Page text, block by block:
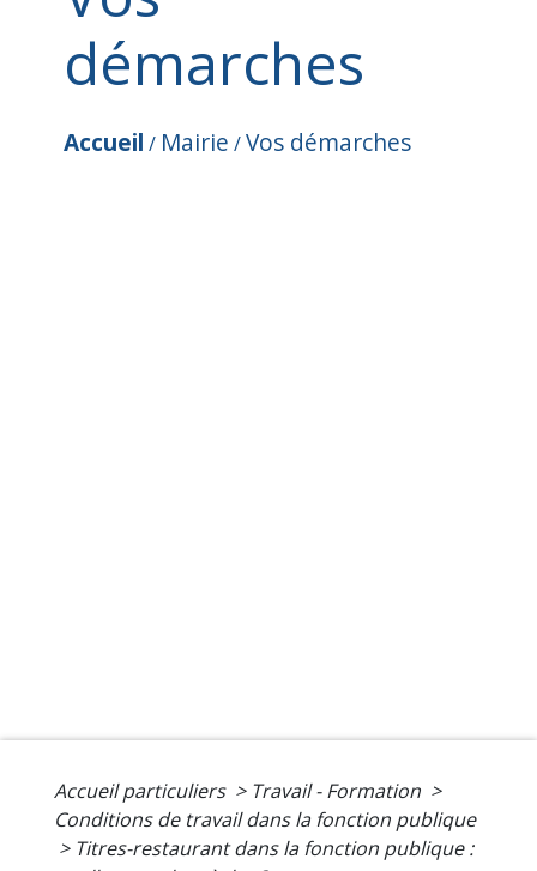
démarches
Accueil / Mairie /Vos démarches
Accueil particuliers > Travail - Formation >
Conditions de travail dans la fonction publique
> Titres-restaurant dans la fonction publique :